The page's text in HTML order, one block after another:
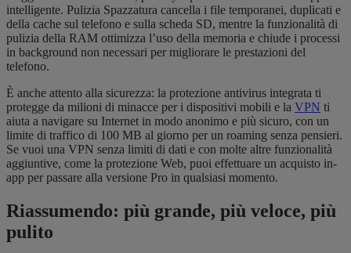
intelligente. Pulizia Spazzatura cancella i file temporanei, duplicati e
della cache sul telefono e sulla scheda SD, mentre la funzionalità di
pulizia della RAM ottimizza l’uso della memoria e chiude i processi
in background non necessari per migliorare le prestazioni del
telefono.
È anche attento alla sicurezza: la protezione antivirus integrata ti
protegge da milioni di minacce per i dispositivi mobili e la VPN ti
aiuta a navigare su Internet in modo anonimo e più sicuro, con un
limite di traffico di 100 MB al giorno per un roaming senza pensieri.
Se vuoi una VPN senza limiti di dati e con molte altre funzionalità
aggiuntive, come la protezione Web, puoi effettuare un acquisto in-
app per passare alla versione Pro in qualsiasi momento.
Riassumendo: più grande, più veloce, più
pulito